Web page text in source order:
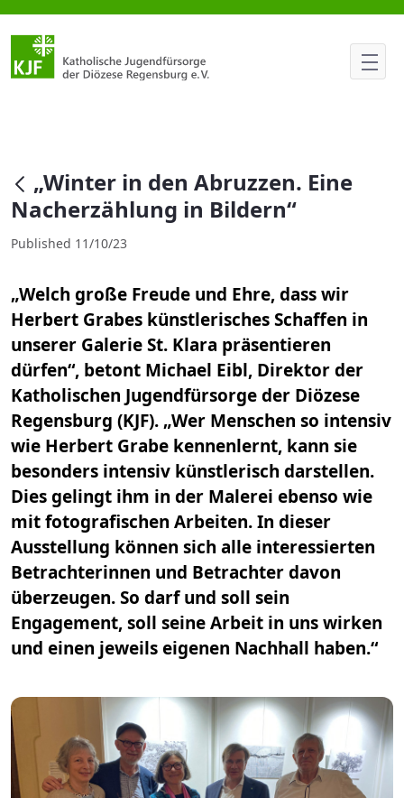
„Winter in den Abruzzen. Eine
null
„Winter in den Abruzzen. Eine
Nacherzählung in Bildern“
Published 11/10/23
„Welch große Freude und Ehre, dass wir
Herbert Grabes künstlerisches Schaffen in
unserer Galerie St. Klara präsentieren
dürfen“, betont Michael Eibl, Direktor der
Katholischen Jugendfürsorge der Diözese
Regensburg (KJF). „Wer Menschen so intensiv
wie Herbert Grabe kennenlernt, kann sie
besonders intensiv künstlerisch darstellen.
Dies gelingt ihm in der Malerei ebenso wie
mit fotografischen Arbeiten. In dieser
Ausstellung können sich alle interessierten
Betrachterinnen und Betrachter davon
überzeugen. So darf und soll sein
Engagement, soll seine Arbeit in uns wirken
und einen jeweils eigenen Nachhall haben.“